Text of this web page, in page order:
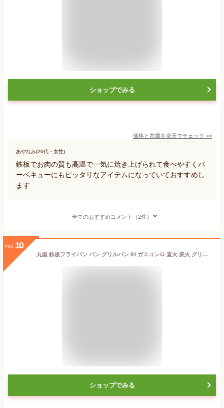
ショップでみる
価格と在庫を楽天でチェック >>
あやなみ(20代・女性)
鉄板でお肉の質も高温で一気に焼き上げられて食べやすくバ
ーベキューにもピッタリなアイテムになっていておすすめし
ます
全てのおすすめコメント（2件）
no. 10
丸型 鉄板フライパン パン グリルパン IH ガスコンロ 直火 炭火 グリル 食洗機対応 焼肉 BBQ バーベキュー キャンプ アウトドア ステーキ 軽量 天然木ハンドル 30cm 40cm コンパクト 便利 おしゃれ 使いやすい ギフト プレゼント 送料無料
ショップでみる